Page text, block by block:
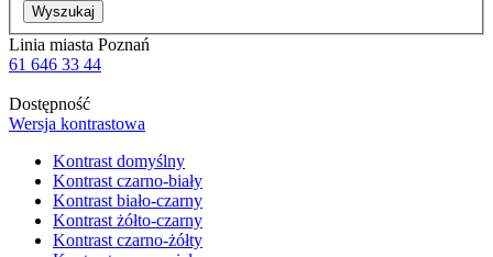
Wyszukaj
Linia miasta Poznań
61 646 33 44
Dostępność
Wersja kontrastowa
Kontrast domyślny
Kontrast czarno-biały
Kontrast biało-czarny
Kontrast żółto-czarny
Kontrast czarno-żółty